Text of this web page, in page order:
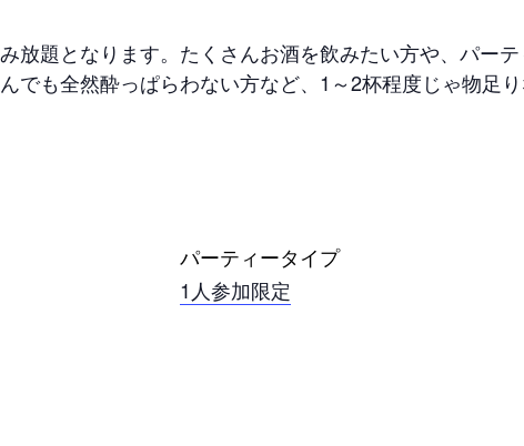
放題となります。たくさんお酒を飲みたい方や、パー
でも全然酔っぱらわない方など、1～2杯程度じゃ物足
パーティータイプ
1人参加限定